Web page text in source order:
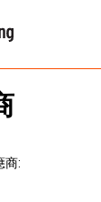
商: